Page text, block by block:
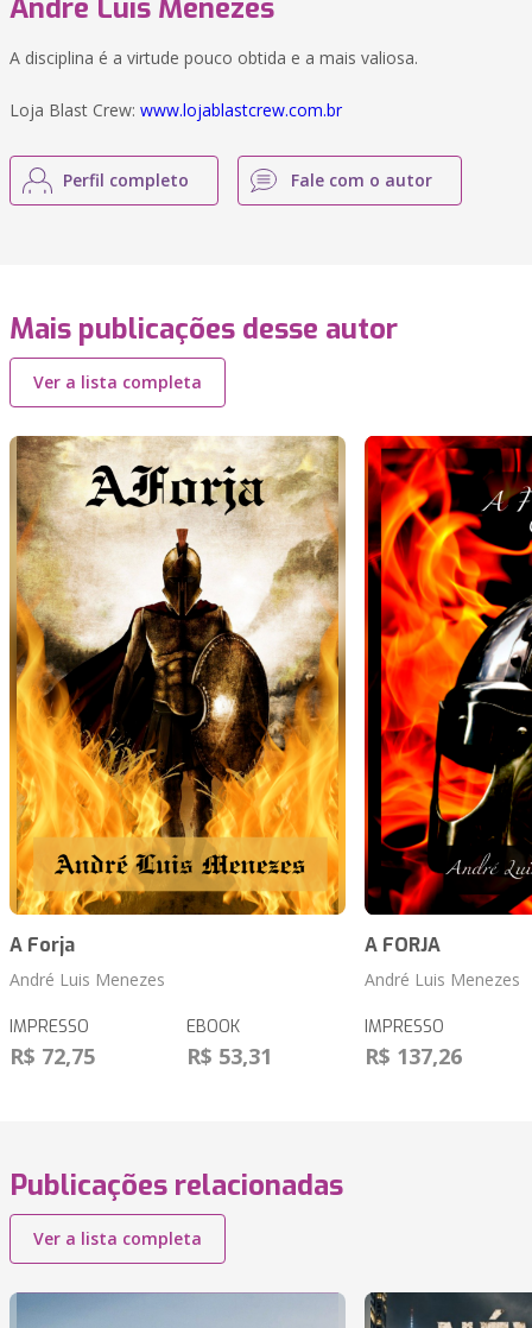
André Luis Menezes
A disciplina é a virtude pouco obtida e a mais valiosa.
Loja Blast Crew: www.lojablastcrew.com.br
Perfil completo Fale com o autor
Mais publicações desse autor
Ver a lista completa
A Forja
André Luis Menezes
IMPRESSO
R$ 72,75
EBOOK
R$ 53,31
A FORJA
André Luis Menezes
IMPRESSO
R$ 137,26
Publicações relacionadas
Ver a lista completa